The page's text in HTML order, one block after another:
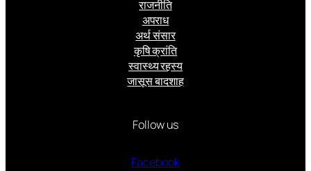
राजनीति
अपराध
अर्थ संसार
कृषि क्रांति
स्वास्थ्य रहस्य
जासूस बादशाह
Follow us
Facebook